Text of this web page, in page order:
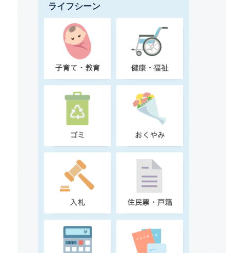
ライフシーン